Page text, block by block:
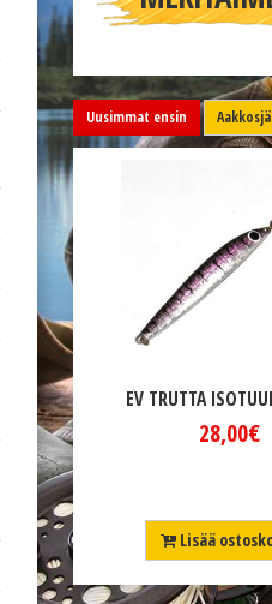
Uusimmat ensin
EV TRUTTA
28,00€
Lisää